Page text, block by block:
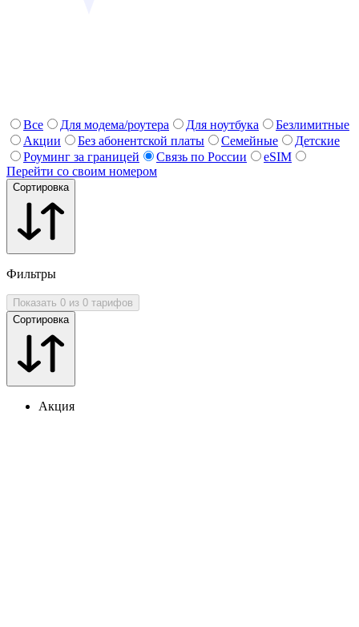
Все Для модема/роутера Для ноутбука
Безлимитные
Акции
Без абонентской платы Семейные
Детские
Роуминг за границей
Связь по России
eSIM
Перейти со своим номером
Сортировка
Фильтры
Показать 0 из 0 тарифов
Сортировка
Акция